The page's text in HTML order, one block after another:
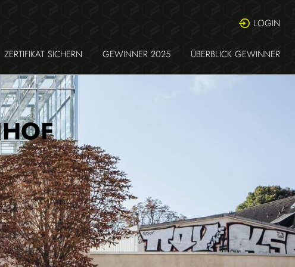
LOGIN
ZERTIFIKAT SICHERN GEWINNER 2025 ÜBERBLICK GEWINNER